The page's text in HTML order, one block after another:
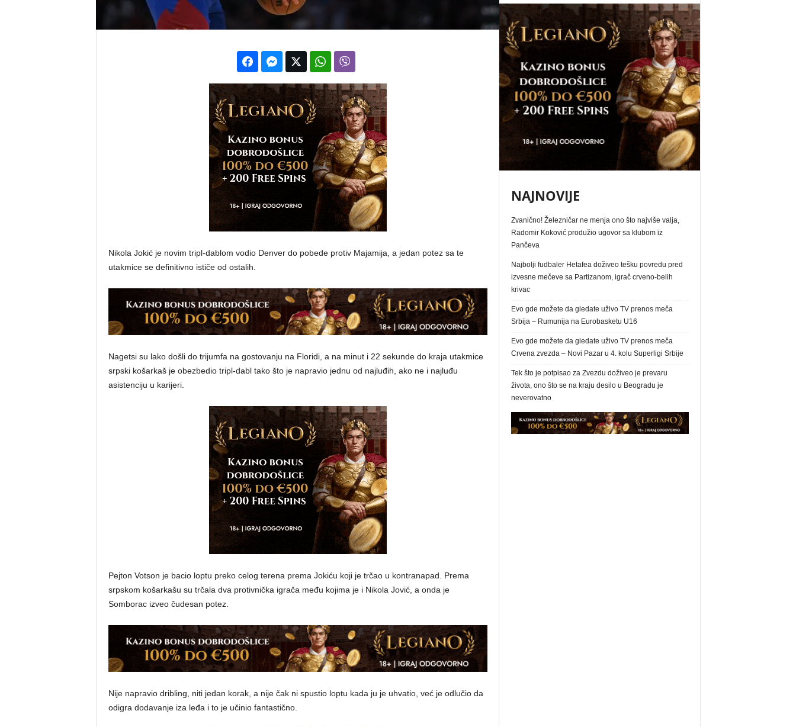
Nikola Jokić je novim tripl-dablom vodio Denver do pobede protiv Majamija, a jedan potez sa te
utakmice se definitivno ističe od ostalih.
Nagetsi su lako došli do trijumfa na gostovanju na Floridi, a na minut i 22 sekunde do kraja utakmice
srpski košarkaš je obezbedio tripl-dabl tako što je napravio jednu od najluđih, ako ne i najluđu
asistenciju u karijeri.
Pejton Votson je bacio loptu preko celog terena prema Jokiću koji je trčao u kontranapad. Prema
srpskom košarkašu su trčala dva protivnička igrača među kojima je i Nikola Jović, a onda je
Somborac izveo čudesan potez.
Nije napravio dribling, niti jedan korak, a nije čak ni spustio loptu kada ju je uhvatio, već je odlučio da
odigra dodavanje iza leđa i to je učinio fantastično.
NAJNOVIJE
Zvanično! Železničar ne menja ono što najviše valja,
Radomir Koković produžio ugovor sa klubom iz
Pančeva
Najbolji fudbaler Hetafea doživeo tešku povredu pred
izvesne mečeve sa Partizanom, igrač crveno-belih
krivac
Evo gde možete da gledate uživo TV prenos meča
Srbija – Rumunija na Eurobasketu U16
Evo gde možete da gledate uživo TV prenos meča
Crvena zvezda – Novi Pazar u 4. kolu Superligi Srbije
Tek što je potpisao za Zvezdu doživeo je prevaru
života, ono što se na kraju desilo u Beogradu je
neverovatno